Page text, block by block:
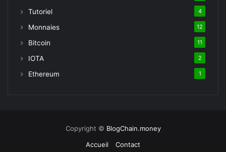
Tutoriel 4
Monnaies 12
Bitcoin 11
IOTA 2
Ethereum 1
Copyright © BlogChain.money
Accueil
Contact